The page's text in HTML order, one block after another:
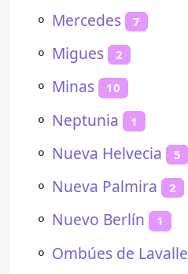
⚬ Mercedes 7
⚬ Migues 2
⚬ Minas 10
⚬ Neptunia 1
⚬ Nueva Helvecia 5
⚬ Nueva Palmira 2
⚬ Nuevo Berlín 1
⚬ Ombúes de Lavalle